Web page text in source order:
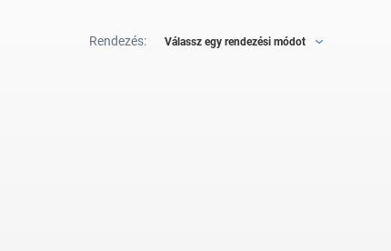
Rendezés: Válassz egy rendezési módot